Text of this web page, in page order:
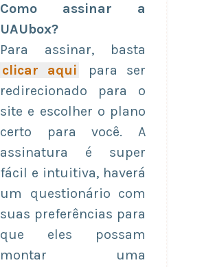
Como assinar a
UAUbox?
Para assinar, basta
clicar aqui
para ser
redirecionado para o
site e escolher o plano
certo para você. A
assinatura é super
fácil e intuitiva, haverá
um questionário com
suas preferências para
que eles possam
montar uma